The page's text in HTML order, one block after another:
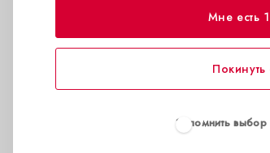
Мне есть
Покинуть
Запомнить выбор